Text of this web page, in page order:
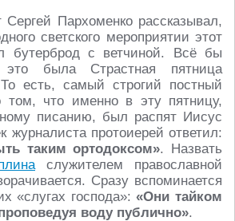
Пархоменко рассказывал,
светского мероприятии этот
бутерброд с ветчиной. Всё бы
это была Страстная пятница
есть, самый строгий постный
что именно в эту пятницу,
писанию, был распят Иисус
журналиста протоиерей ответил:
таким ортодоксом». Назвать
служителем православной
Сразу вспоминается
«слугах господа»:«Они тайком
воду публично».